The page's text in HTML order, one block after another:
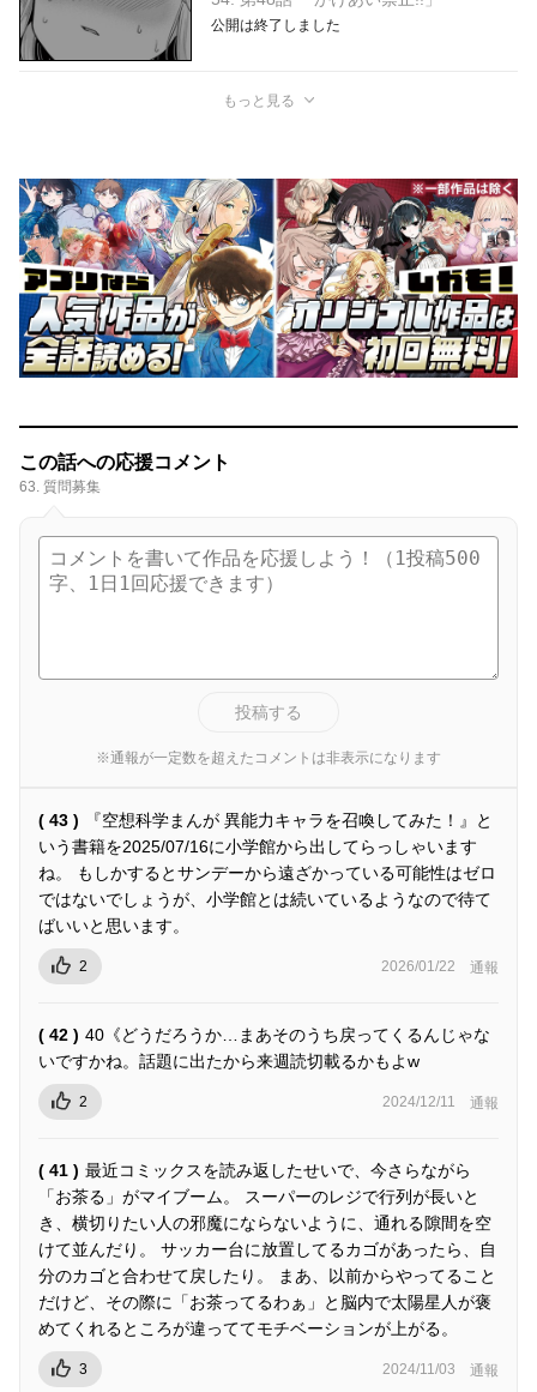
公開は終了しました
もっと見る
この話への応援コメント
63. 質問募集
投稿する
※通報が一定数を超えたコメントは非表示になります
( 43 )
『空想科学まんが 異能力キャラを召喚してみた！』と
いう書籍を2025/07/16に小学館から出してらっしゃいます
ね。 もしかするとサンデーから遠ざかっている可能性はゼロ
ではないでしょうが、小学館とは続いているようなので待て
ばいいと思います。
2 2026/01/22 通報
( 42 ) 40《どうだろうか…まあそのうち戻ってくるんじゃな
いですかね。話題に出たから来週読切載るかもよw
2 2024/12/11 通報
( 41 ) 最近コミックスを読み返したせいで、今さらながら
「お茶る」がマイブーム。 スーパーのレジで行列が長いと
き、横切りたい人の邪魔にならないように、通れる隙間を空
けて並んだり。 サッカー台に放置してるカゴがあったら、自
分のカゴと合わせて戻したり。 まあ、以前からやってること
だけど、その際に「お茶ってるわぁ」と脳内で太陽星人が褒
めてくれるところが違っててモチベーションが上がる。
3 2024/11/03 通報